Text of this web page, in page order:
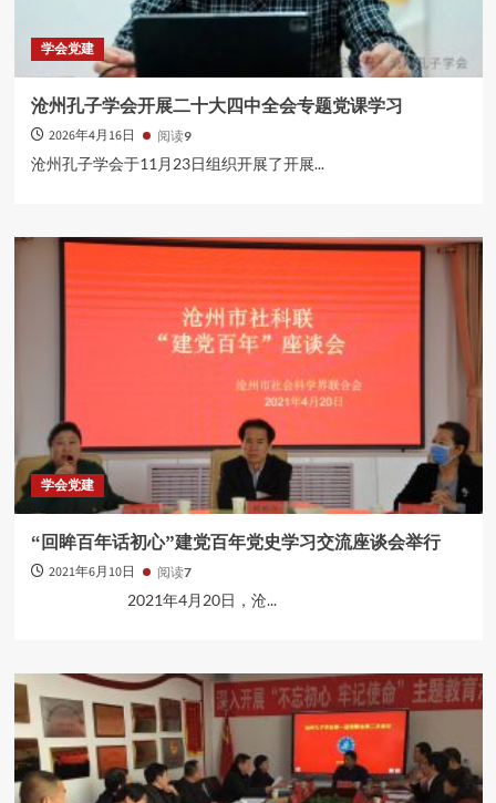
学会党建
沧州孔子学会开展二十大四中全会专题党课学习
2026年4月16日 阅读9
沧州孔子学会于11月23日组织开展了开展...
学会党建
“回眸百年话初心”建党百年党史学习交流座谈会举行
2021年6月10日 阅读7
​ 2021年4月20日，沧...